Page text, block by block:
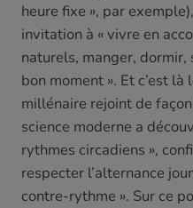
heure fixe », par
invitation à « vivre en
naturels, manger, dormir,
bon moment ». Et c’est
millénaire rejoint de
science moderne a
rythmes circadiens »,
respecter l’alternance
contre-rythme ». Sur ce